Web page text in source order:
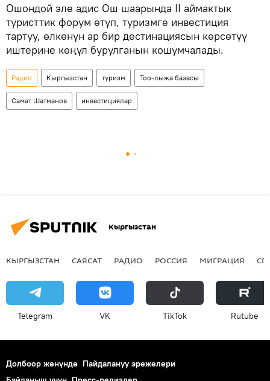
Ошондой эле адис Ош шаарында II аймактык
туристтик форум өтүп, туризмге инвестиция
тартуу, өлкөнүн ар бир дестинациясын көрсөтүү
иштерине көңүл бурулганын кошумчалады.
Радио Кыргызстан туризм Тоо-лыжа базасы
Самат Шатманов инвестициялар
Кыргызстан
КЫРГЫЗСТАН САЯСАТ РАДИО РОССИЯ МИГРАЦИЯ
Telegram VK ТikТоk Rutube
Долбоор жөнүндө Пайдалануу эрежелери